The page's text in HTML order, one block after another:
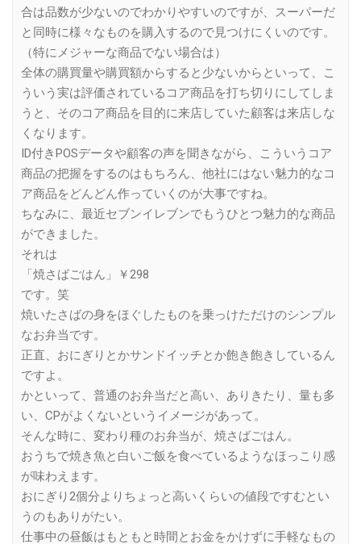
合は品数が少ないのでわかりやすいのですが、スーパーだ
と同時に様々なものを購入するので見つけにくいのです。
（特にメジャーな商品でない場合は）
全体の購買量や購買額からすると少ないからといって、こ
ういう実は評価されているコア商品を打ち切りにしてしま
うと、そのコア商品を目的に来店していた顧客は来店しな
くなります。
ID付きPOSデータや顧客の声を聞きながら、こういうコア
商品の把握をするのはもちろん、他社にはない魅力的なコ
ア商品をどんどん作っていくのが大事ですね。
ちなみに、最近セブンイレブンでもうひとつ魅力的な商品
ができました。
それは
「焼さばごはん」￥298
です。笑
焼いたさばの身をほぐしたものを乗っけただけのシンプル
なお弁当です。
正直、おにぎりとかサンドイッチとか飽き飽きしているん
ですよ。
かといって、普通のお弁当だと高い、ありきたり、量も多
い、CPがよくないというイメージがあって。
そんな時に、変わり種のお弁当が、焼さばごはん。
おうちで焼き魚と白いご飯を食べているようなほっこり感
が味わえます。
おにぎり2個分よりちょっと高いくらいの値段ですむとい
うのもありがたい。
仕事中の昼飯はもともと時間とお金をかけずに手軽なもの